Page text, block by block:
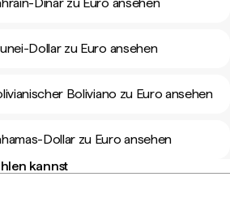
Dollar zu Euro ansehen
Boliviano zu Euro ansehen
Dollar zu Euro ansehen
kannst